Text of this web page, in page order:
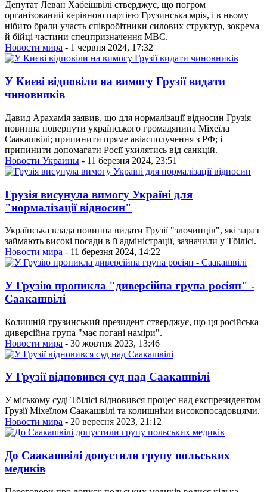
Депутат Леван Хабеішвілі стверджує, що погром
організований керівною партією Грузинська мрія, і в ньому
нібито брали участь співробітники силових структур, зокрема
й бійці частини спецпризначення МВС.
Новости мира - 1 червня 2024, 17:32
У Києві відповіли на вимогу Грузії видати
чиновників
Давид Арахамія заявив, що для нормалізації відносин Грузія
повинна повернути українського громадянина Міхеїла
Саакашвілі; припинити пряме авіасполучення з РФ; і
припинити допомагати Росії ухилятись від санкцій.
Новости Украины - 11 березня 2024, 23:51
Грузія висунула вимогу Україні для
"нормалізації відносин"
Українська влада повинна видати Грузії "злочинців", які зараз
займають високі посади в її адміністрації, зазначили у Тбілісі.
Новости мира - 11 березня 2024, 14:22
У Грузію проникла "диверсійна група росіян" -
Саакашвілі
Колишній грузинський президент стверджує, що ця російська
диверсійна група "має погані наміри".
Новости мира - 30 жовтня 2023, 13:46
У Грузії відновився суд над Саакашвілі
У міському суді Тбілісі відновився процес над експрезидентом
Грузії Міхеїлом Саакашвілі та колишніми високопосадовцями.
Новости мира - 20 вересня 2023, 21:12
До Саакашвілі допустили групу польських
медиків